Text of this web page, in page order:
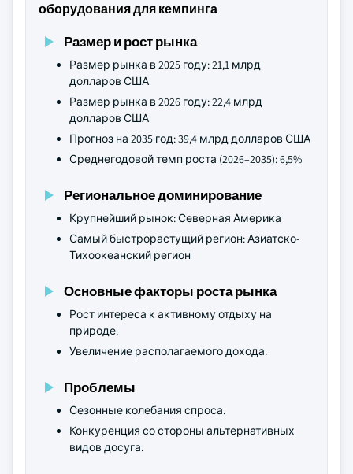
оборудования для кемпинга
Размер и рост рынка
Размер рынка в 2025 году: 21,1 млрд
долларов США
Размер рынка в 2026 году: 22,4 млрд
долларов США
Прогноз на 2035 год: 39,4 млрд долларов США
Среднегодовой темп роста (2026–2035): 6,5%
Региональное доминирование
Крупнейший рынок: Северная Америка
Самый быстрорастущий регион: Азиатско-
Тихоокеанский регион
Основные факторы роста рынка
Рост интереса к активному отдыху на
природе.
Увеличение располагаемого дохода.
Проблемы
Сезонные колебания спроса.
Конкуренция со стороны альтернативных
видов досуга.